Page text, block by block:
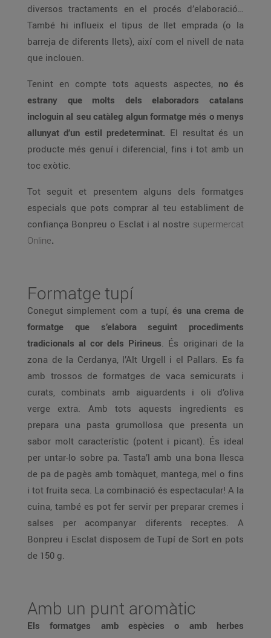
diversos tractaments en el procés d’elaboració…
També hi influeix el tipus de llet emprada (o la
barreja de diferents llets), així com el nivell de nata
que inclouen.
Tenint en compte tots aquests aspectes, no és
estrany que molts dels elaboradors catalans
incloguin al seu catàleg algun formatge més o menys
allunyat d’un estil predeterminat. El resultat és un
producte més genuí i diferencial, fins i tot amb un
toc exòtic.
Tot seguit et presentem alguns dels formatges
especials que pots comprar al teu establiment de
confiança Bonpreu o Esclat i al nostre supermercat
Online.
Formatge tupí
Conegut simplement com a tupí, és una crema de
formatge que s’elabora seguint procediments
tradicionals al cor dels Pirineus. És originari de la
zona de la Cerdanya, l’Alt Urgell i el Pallars. Es fa
amb trossos de formatges de vaca semicurats i
curats, combinats amb aiguardents i oli d’oliva
verge extra. Amb tots aquests ingredients es
prepara una pasta grumollosa que presenta un
sabor molt característic (potent i picant). És ideal
per untar-lo sobre pa. Tasta’l amb una bona llesca
de pa de pagès amb tomàquet, mantega, mel o fins
i tot fruita seca. La combinació és espectacular! A la
cuina, també es pot fer servir per preparar cremes i
salses per acompanyar diferents receptes. A
Bonpreu i Esclat disposem de Tupí de Sort en pots
de 150 g.
Amb un punt aromàtic
Els formatges amb espècies o amb herbes